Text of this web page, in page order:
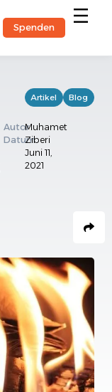
Spenden
Blog
Artikel
Autor
Datum
Muhamet
Ziberi
Juni 11,
2021